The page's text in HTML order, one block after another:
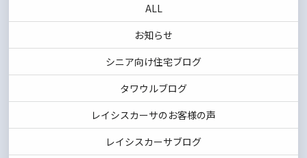
ALL
お知らせ
シニア向け住宅ブログ
タワウルブログ
レイシスカーサのお客様の声
レイシスカーサブログ